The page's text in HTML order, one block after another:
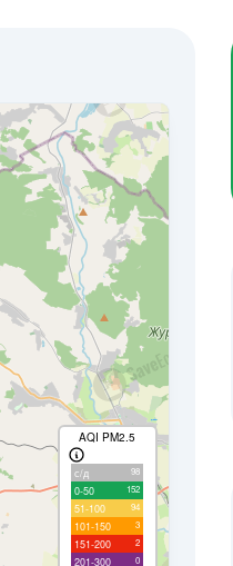
AQI PM2.5
с/д 98
0-50 152
51-100 94
101-150 3
151-200 2
201-300 0